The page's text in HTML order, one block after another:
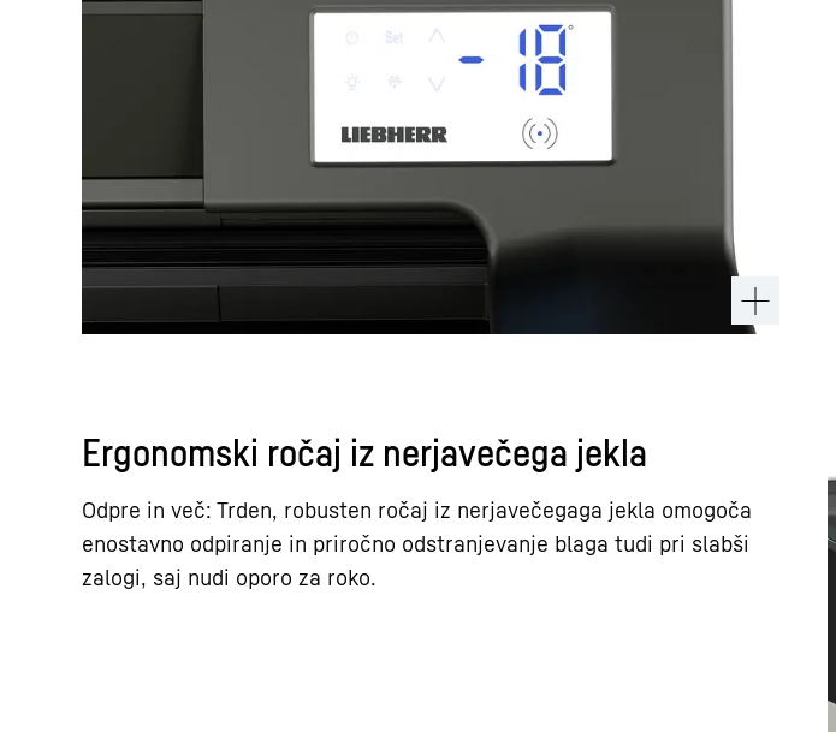
Ergonomski ročaj iz nerjavečega jekla
Odpre in več: Trden, robusten ročaj iz nerjavečegaga jekla omogoča
enostavno odpiranje in priročno odstranjevanje blaga tudi pri slabši
zalogi, saj nudi oporo za roko.